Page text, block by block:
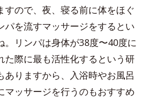
すので、夜、寝る前に体をほぐ
パを流すマッサージをするとい
。リンパは身体が38度〜40度に
た際に最も活性化するという研
ありますから、入浴時やお風呂
マッサージを行うのもおすすめ